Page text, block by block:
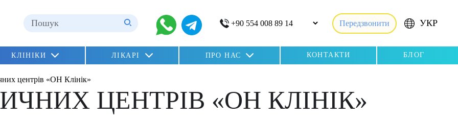
Передзвонити УКР
КЛІНІКИ ЛІКАРІ ПРО НАС КОНТАКТИ БЛОГ
центрів «ОН Клінік»
ЦЕНТРІВ «ОН КЛІНІК»